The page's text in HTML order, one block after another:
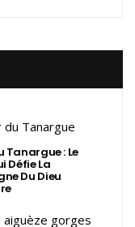
Tanargue : Le
Défie La
Du Dieu